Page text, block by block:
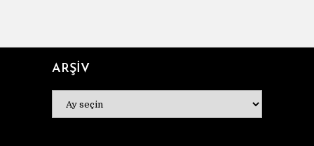
ARŞİV